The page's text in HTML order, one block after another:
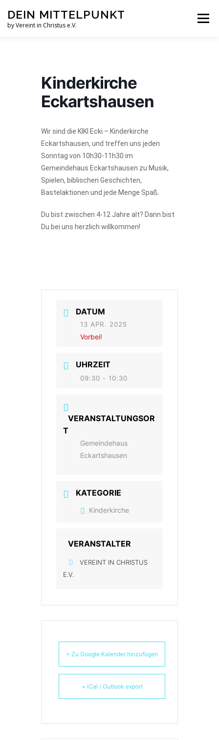
Inhalt
springen
DEIN MITTELPUNKT
by Vereint in Christus e.V.
Menü
GOTTESDIENST MAL ANDERS AUFNAHMEN
VEREINT IN CHRISTUS E.V. JESUS FAQS
Kinderkirche
Eckartshausen
Wir sind die KIKI Ecki – Kinderkirche
Eckartshausen, und treffen uns jeden
Sonntag von 10h30-11h30 im
Gemeindehaus Eckartshausen zu Musik,
Spielen, biblischen Geschichten,
Bastelaktionen und jede Menge Spaß.
Du bist zwischen 4-12 Jahre alt? Dann bist
Du bei uns herzlich willkommen!
DATUM
13 APR. 2025
Vorbei!
UHRZEIT
09:30 - 10:30
VERANSTALTUNGSOR
T
Gemeindehaus
Eckartshausen
KATEGORIE
Kinderkirche
VERANSTALTER
VEREINT IN CHRISTUS
E.V.
+ Zu Google Kalender hinzufügen
+ iCal / Outlook export